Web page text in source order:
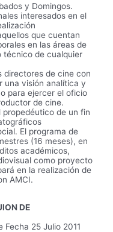
y Domingos.
interesados en el
que cuentan
en las áreas de
técnico de cualquier
directores de cine con
una visión analítica y
para ejercer el oficio
de cine.
propedéutico de un fin
El programa de
(16 meses), en
académicos,
como proyecto
en la realización de
AMCI.
DE
Fecha 25 Julio 2011